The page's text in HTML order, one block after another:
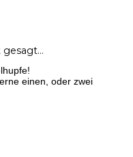
gesagt…
einen, oder zwei